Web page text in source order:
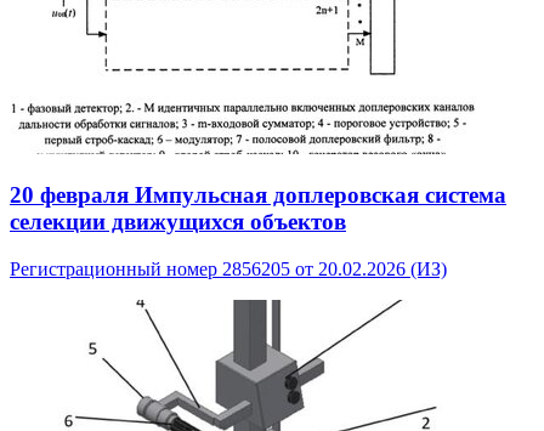
20 февраля Импульсная доплеровская система
селекции движущихся объектов
Регистрационный номер 2856205 от 20.02.2026 (ИЗ)